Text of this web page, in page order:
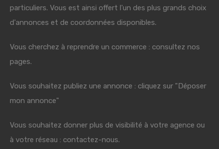
particuliers. Vous est ainsi offert l'un des plus grands choix
d'annonces et de coordonnées disponibles.
Vous cherchez à reprendre un commerce : consultez nos
pages.
Vous souhaitez publiez une annonce : cliquez sur "Déposer
mon annonce"
Vous souhaitez donner plus de visibilité à votre agence ou
à votre réseau : contactez-nous.